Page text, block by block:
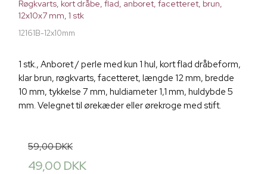
Røgkvarts, kort dråbe, flad, anboret, facetteret, brun,
12x10x7 mm, 1 stk
12161B-12x10mm
1 stk., Anboret / perle med kun 1 hul, kort flad dråbeform,
klar brun, røgkvarts, facetteret, længde 12 mm, bredde
10 mm, tykkelse 7 mm, huldiameter 1,1 mm, huldybde 5
mm. Velegnet til ørekæder eller ørekroge med stift.
59,00 DKK
49,00 DKK